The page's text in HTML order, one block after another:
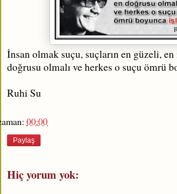
İnsan olmak suçu, suçların en güzeli, en
doğrusu olmalı ve herkes o suçu ömrü
Ruhi Su
00:00
Paylaş
Hiç yorum yok: